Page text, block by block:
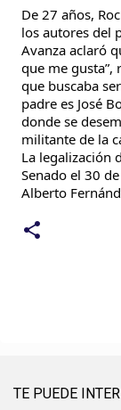
De 27 años,
los autores del
Avanza aclaró
que me gusta”,
que buscaba
padre es José
donde se
militante de la
La legalización
Senado el 30
Alberto
TE PUEDE